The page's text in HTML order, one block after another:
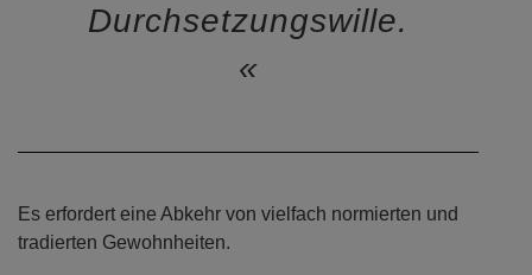
Durchsetzungswille.
Es erfordert eine Abkehr von vielfach normierten und
tradierten Gewohnheiten.